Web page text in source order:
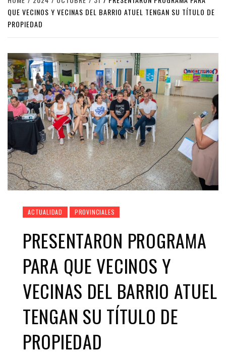
QUE VECINOS Y VECINAS DEL BARRIO ATUEL TENGAN SU TÍTULO DE
PROPIEDAD
ACTUALIDAD PROVINCIALES
PRESENTARON PROGRAMA
PARA QUE VECINOS Y
VECINAS DEL BARRIO ATUEL
TENGAN SU TÍTULO DE
PROPIEDAD